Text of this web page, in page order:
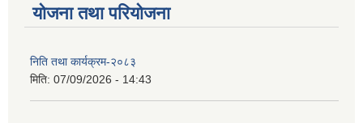
योजना तथा परियोजना
निति तथा कार्यक्रम-२०८३
मिति: 07/09/2026 - 14:43